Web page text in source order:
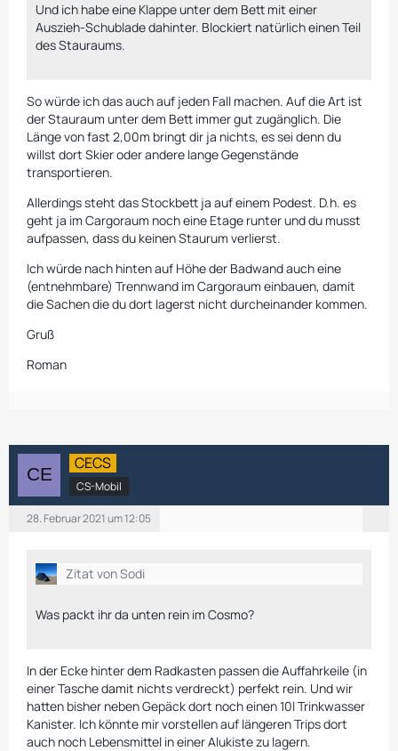
Und ich habe eine Klappe unter dem Bett mit einer
Auszieh-Schublade dahinter. Blockiert natürlich einen Teil
des Stauraums.
So würde ich das auch auf jeden Fall machen. Auf die Art ist
der Stauraum unter dem Bett immer gut zugänglich. Die
Länge von fast 2,00m bringt dir ja nichts, es sei denn du
willst dort Skier oder andere lange Gegenstände
transportieren.
Allerdings steht das Stockbett ja auf einem Podest. D.h. es
geht ja im Cargoraum noch eine Etage runter und du musst
aufpassen, dass du keinen Staurum verlierst.
Ich würde nach hinten auf Höhe der Badwand auch eine
(entnehmbare) Trennwand im Cargoraum einbauen, damit
die Sachen die du dort lagerst nicht durcheinander kommen.
Gruß
Roman
CECS
CS-Mobil
28. Februar 2021 um 12:05
Zitat von Sodi
Was packt ihr da unten rein im Cosmo?
In der Ecke hinter dem Radkasten passen die Auffahrkeile (in
einer Tasche damit nichts verdreckt) perfekt rein. Und wir
hatten bisher neben Gepäck dort noch einen 10l Trinkwasser
Kanister. Ich könnte mir vorstellen auf längeren Trips dort
auch noch Lebensmittel in einer Alukiste zu lagern.